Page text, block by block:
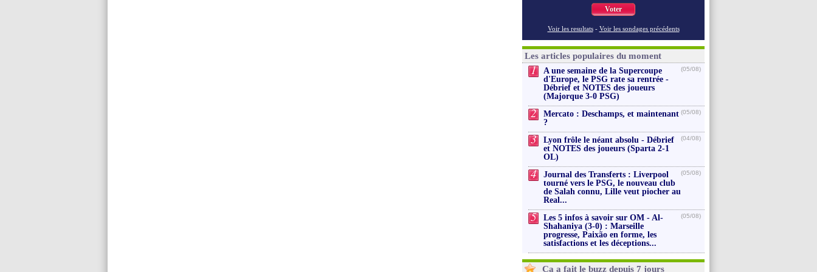
Voter
Voir les resultats - Voir les sondages précédents
Les articles populaires du moment
1
A une semaine de la Supercoupe
d'Europe, le PSG rate sa rentrée -
Débrief et NOTES des joueurs
(Majorque 3-0 PSG)
(05/08)
2
Mercato : Deschamps, et maintenant
?
(05/08)
3
Lyon frôle le néant absolu - Débrief
et NOTES des joueurs (Sparta 2-1
OL)
(04/08)
4
Journal des Transferts : Liverpool
tourné vers le PSG, le nouveau club
de Salah connu, Lille veut piocher au
Real...
(05/08)
5
Les 5 infos à savoir sur OM - Al-
Shahaniya (3-0) : Marseille
progresse, Paixão en forme, les
satisfactions et les déceptions...
(05/08)
Ça a fait le buzz depuis 7 jours